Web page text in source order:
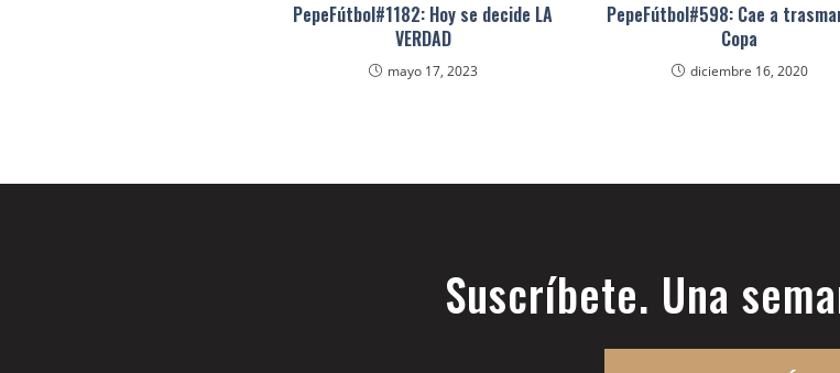
PepeFútbol#1182: Hoy se decide LA
VERDAD
mayo 17, 2023
PepeFútbol#598: Cae a
Copa
diciembre 16, 2020
Suscríbete. Una